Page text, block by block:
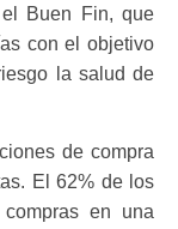
Buen Fin, que
con el objetivo
la salud de
de compra
El 62% de los
en una